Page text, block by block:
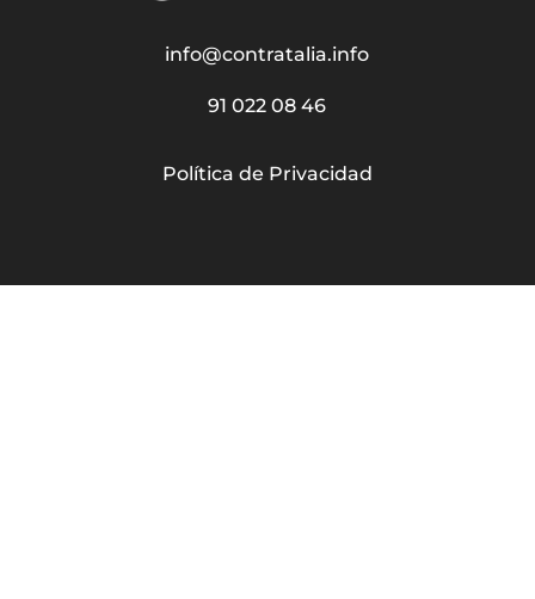
info@contratalia.info
91 022 08 46
Política de Privacidad